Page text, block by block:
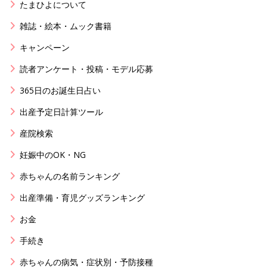
たまひよについて
雑誌・絵本・ムック書籍
キャンペーン
読者アンケート・投稿・モデル応募
365日のお誕生日占い
出産予定日計算ツール
産院検索
妊娠中のOK・NG
赤ちゃんの名前ランキング
出産準備・育児グッズランキング
お金
手続き
赤ちゃんの病気・症状別・予防接種